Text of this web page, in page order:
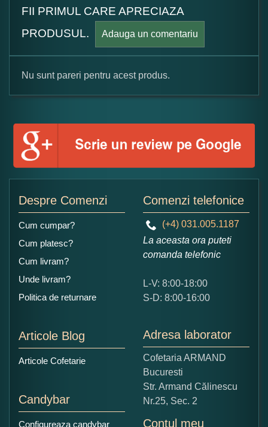
FII PRIMUL CARE APRECIAZA
PRODUSUL.
Adauga un comentariu
Formular pareri client
Numele dumneavoastra:
Ce nota acordati acestui produs?
5
Copiati alaturi numarul din imagine:
Nu sunt pareri pentru acest produs.
Despre Comenzi
Cum cumpar?
Cum platesc?
Cum livram?
Unde livram?
Politica de returnare
Articole Blog
Articole Cofetarie
Candybar
Configureaza candybar
Comenzi telefonice
(+4) 031.005.1187
La aceasta ora puteti
comanda telefonic
L-V: 8:00-18:00
S-D: 8:00-16:00
Adresa laborator
Cofetaria ARMAND
Bucuresti
Str. Armand Călinescu
Nr.25, Sec. 2
Contul meu